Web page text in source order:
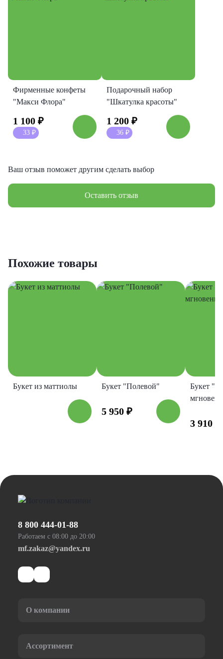
Фирменные конфеты
"Макси Флора"
1 100 ₽
33 ₽
Подарочный набор
"Шкатулка красоты"
1 200 ₽
36 ₽
Ваш отзыв поможет другим сделать выбор
Оставить отзыв
Похожие товары
Букет из маттиолы Букет "Полевой"
5 950 ₽
Букет
3 910
8 800 444-01-88
Работаем с 08:00 до 20:00
mf.zakaz@yandex.ru
О компании
Ассортимент